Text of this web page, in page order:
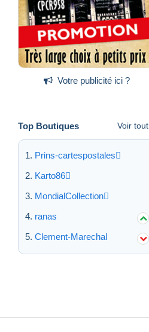
Votre publicité ici ?
Top Boutiques Voir tout
Prins-cartespostales
Karto86
MondialCollection
ranas
Clement-Marechal